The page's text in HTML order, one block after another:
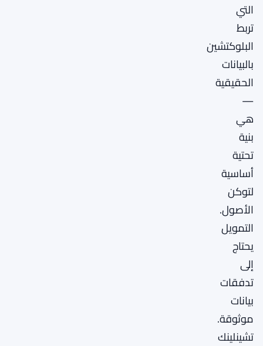
التي
تربط
البلوكتشين
بالبيانات
الحقيقية
—
هي
بنية
تحتية
أساسية
لتوكن
الأصول.
التمويل
يحتاج
إلى
تدفقات
بيانات
موثوقة.
تشينلينك